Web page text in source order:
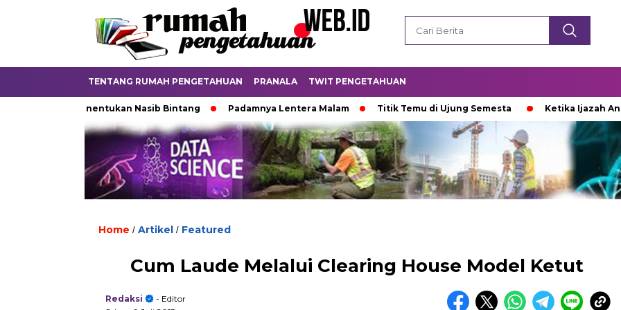
TENTANG RUMAH PENGETAHUAN PRANALA TWIT PENGETAHUAN
yang Menentukan Nasib Bintang Padamnya Lentera Malam Titik Temu di Ujung Semesta Ketika Ijazah Analog
Home / Artikel / Featured
Cum Laude Melalui Clearing House Model Ketut
Redaksi
- Editor